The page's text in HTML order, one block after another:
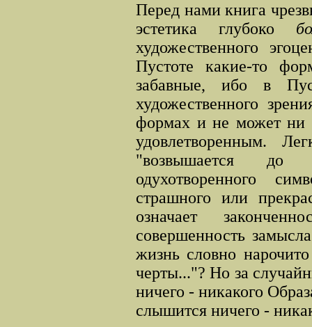
Перед нами книга
эстетика глубоко
художественного
Пустоте какие-то
забавные, ибо в
художественного
формах и не может ни
удовлетворенным.
"возвышается до
одухотворенного
страшного или
означает
совершенность
жизнь словно
черты..."? Но за
ничего - никакого
слышится ничего -